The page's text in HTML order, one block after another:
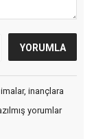
inançlara
yorumlar